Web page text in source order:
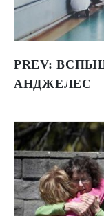
PREV:
АНДЖЕЛЕС